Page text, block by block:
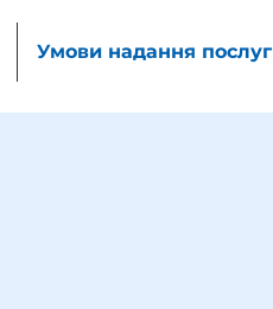
Умови надання послуг